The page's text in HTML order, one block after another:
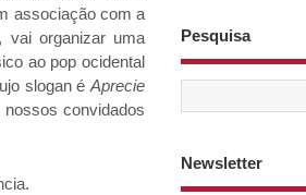
associação com a
vai organizar uma
ao pop ocidental
slogan é Aprecie
convidados
Pesquisa
Newsletter